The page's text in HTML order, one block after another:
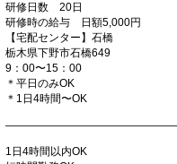
研修日数 20日
研修時の給与 日額5,000円
【宅配センター】石橋
栃木県下野市石橋649
9：00〜15：00
＊平日のみOK
＊1日4時間〜OK
――――――――――――――――
1日4時間以内OK